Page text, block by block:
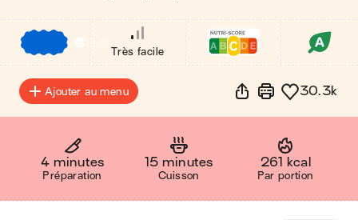
€
Très facile
Ajouter au menu 30.3k
4 minutes
Préparation
15 minutes
Cuisson
261 kcal
Par portion